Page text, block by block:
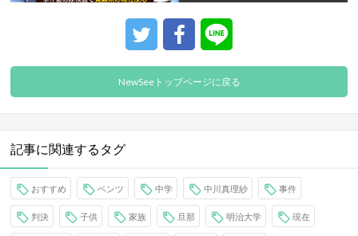
NewSeeトップページに戻る
記事に関連するタグ
おすすめ ベンツ 中学 中川真理紗 事件
判決 子供 家族 旦那 明治大学 現在